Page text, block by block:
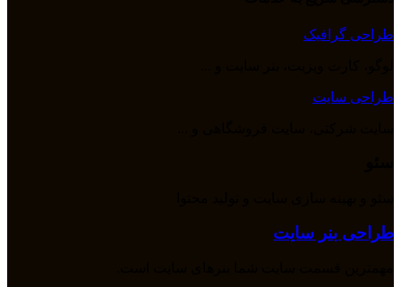
طراحی گرافیک
طراحی سایت
طراحی بنر سایت